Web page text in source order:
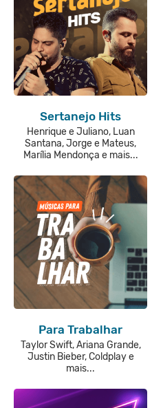
Sertanejo Hits
Henrique e Juliano, Luan
Santana, Jorge e Mateus,
Marília Mendonça e mais...
Para Trabalhar
Taylor Swift, Ariana Grande,
Justin Bieber, Coldplay e
mais...